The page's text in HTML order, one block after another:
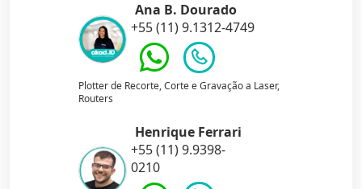
Ana B. Dourado
+55 (11) 9.1312-4749
Plotter de Recorte, Corte e Gravação a Laser,
Routers
Henrique Ferrari
+55 (11) 9.9398-
0210